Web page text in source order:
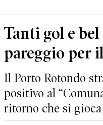
Tanti gol e
pareggio per
Il Porto Rotondo
positivo al
ritorno che si